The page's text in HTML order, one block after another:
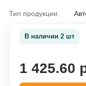
Тип продукции:
В наличии 2 шт
1 425.60